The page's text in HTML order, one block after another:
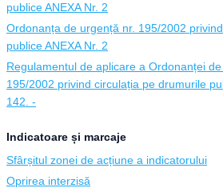
publice ANEXA Nr. 2
Ordonanța de urgență nr. 195/2002
publice ANEXA Nr. 2
Regulamentul de aplicare a Ordonanței
195/2002 privind circulația pe drumurile
142. -
Indicatoare și marcaje
Sfârșitul zonei de acțiune a indicatorului
Oprirea interzisă